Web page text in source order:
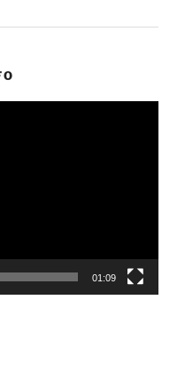
01:09